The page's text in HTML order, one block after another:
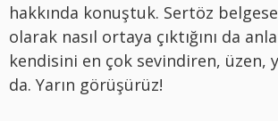
hakkında konuştuk. Sertöz
olarak nasıl ortaya çıktığını da
kendisini en çok sevindiren, üzen,
da. Yarın görüşürüz!